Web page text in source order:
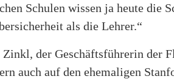
Schulen wissen ja heute die
als die Lehrer.“
der Geschäftsführerin der
auch auf den ehemaligen